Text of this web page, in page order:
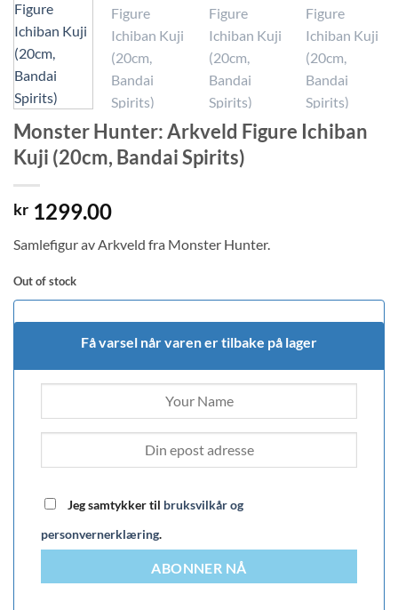
Monster Hunter: Arkveld Figure Ichiban
Kuji (20cm, Bandai Spirits)
kr 1299.00
Samlefigur av Arkveld fra Monster Hunter.
Out of stock
Få varsel når varen er tilbake på lager
Jeg samtykker til bruksvilkår og
personvernerklæring.
ABONNER NÅ